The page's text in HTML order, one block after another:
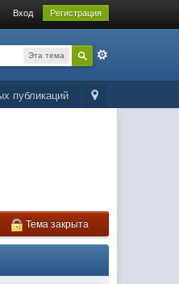
Вход Регистрация
Эта тема
публикаций
Тема закрыта